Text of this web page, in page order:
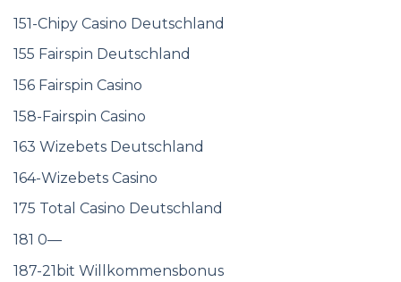
151-Chipy Casino Deutschland
155 Fairspin Deutschland
156 Fairspin Casino
158-Fairspin Casino
163 Wizebets Deutschland
164-Wizebets Casino
175 Total Casino Deutschland
181 0—
187-21bit Willkommensbonus